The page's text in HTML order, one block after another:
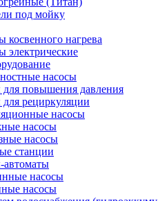
под мойку
косвенного нагрева
электрические
насосы
повышения давления
рециркуляции
насосы
насосы
насосы
станции
автоматы
насосы
насосы